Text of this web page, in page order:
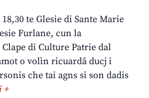
te Glesie di Sante Marie
Furlane, cun la
di Culture Patrie dal
o volìn ricuardâ ducj i
che tai agns si son dadis
+